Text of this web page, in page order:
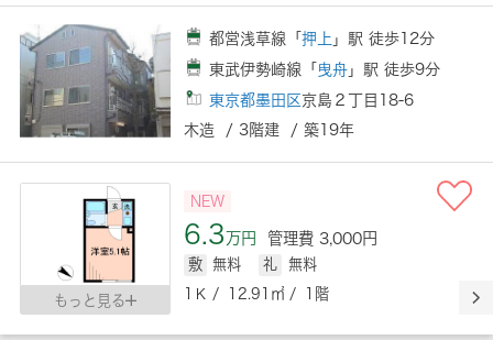
都営浅草線「押上 」駅 徒歩12分
東武伊勢崎線「 曳舟 」駅 徒歩9分
東京都墨田区京島２丁目18-6
木造 / 3階建 / 築19年
もっと見る
NEW
6.3万円 管理費 3,000円
敷 無料 礼
無料
1Ｋ / 12.91㎡ / 1階